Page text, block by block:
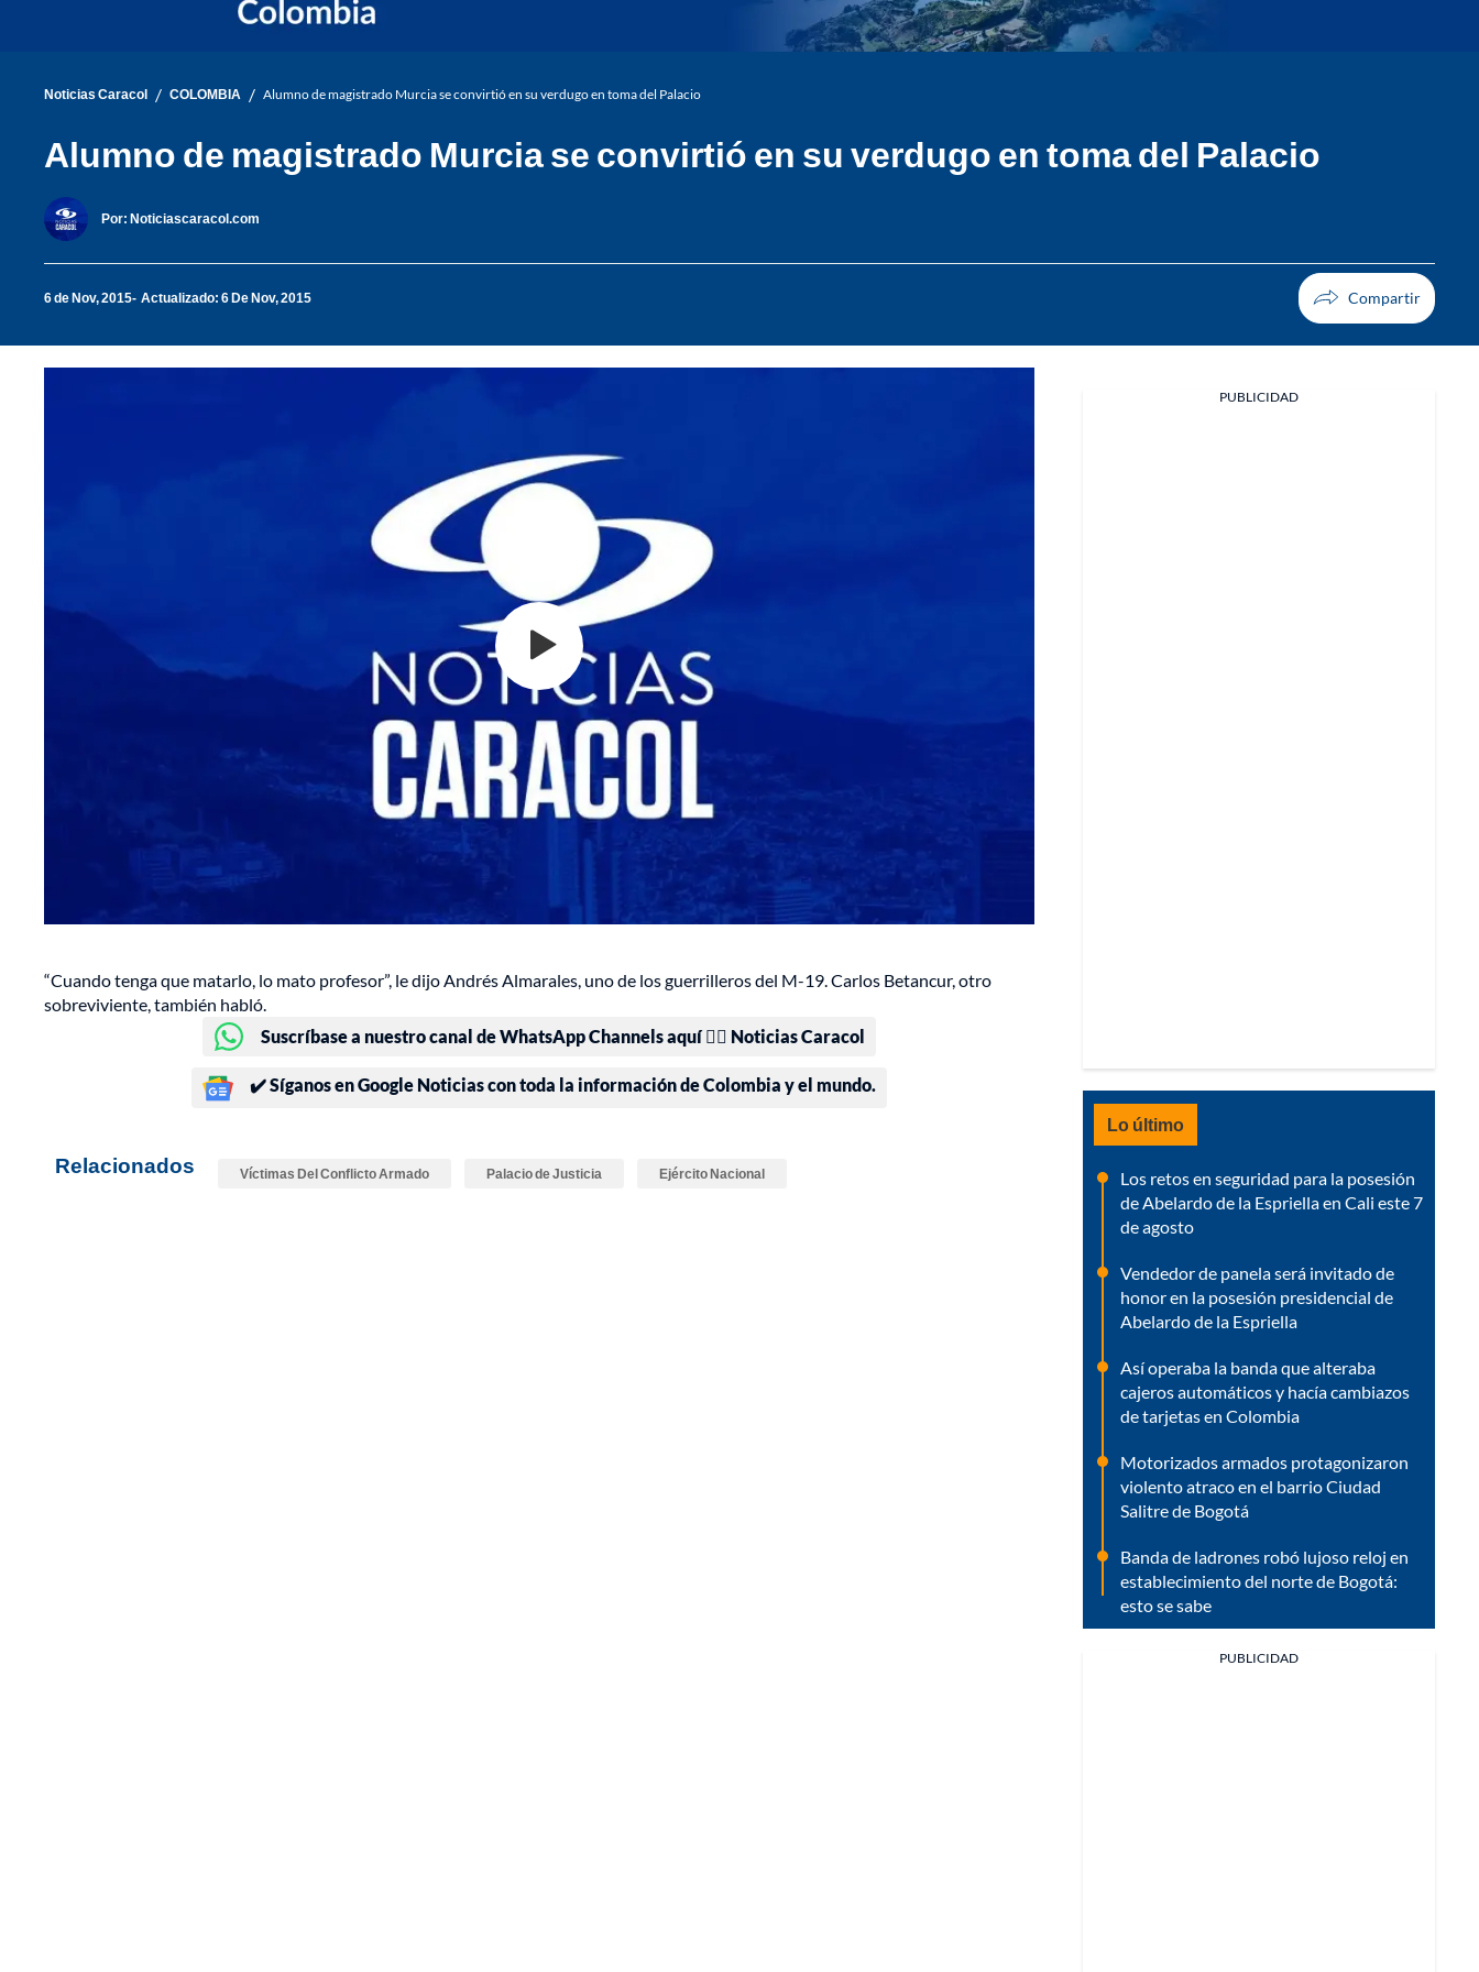
Noticias Caracol / COLOMBIA / Alumno de magistrado Murcia se convirtió en su verdugo en toma del Palacio
Alumno de magistrado Murcia se convirtió en su verdugo en toma del Palacio
Por: Noticiascaracol.com
6 de Nov, 2015 Actualizado: 6 De Nov, 2015
“Cuando tenga que matarlo, lo mato profesor”, le dijo Andrés Almarales, uno de los guerrilleros del M-19. Carlos Betancur, otro
sobreviviente, también habló.
Suscríbase a nuestro canal de WhatsApp Channels aquí 👉🏻 Noticias Caracol
✔️ Síganos en Google Noticias con toda la información de Colombia y el mundo.
Relacionados Víctimas Del Conflicto Armado Palacio de Justicia Ejército Nacional
PUBLICIDAD
Lo último
Los retos en seguridad para la posesión
de Abelardo de la Espriella en Cali este 7
de agosto
Vendedor de panela será invitado de
honor en la posesión presidencial de
Abelardo de la Espriella
Así operaba la banda que alteraba
cajeros automáticos y hacía cambiazos
de tarjetas en Colombia
Motorizados armados protagonizaron
violento atraco en el barrio Ciudad
Salitre de Bogotá
Banda de ladrones robó lujoso reloj en
establecimiento del norte de Bogotá:
esto se sabe
PUBLICIDAD